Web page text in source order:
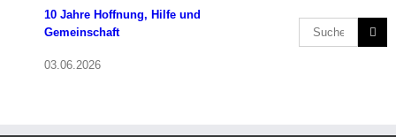
10 Jahre Hoffnung, Hilfe und
Gemeinschaft
03.06.2026
Suche
nach: